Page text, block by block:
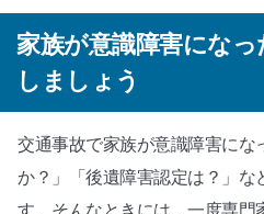
家族が意識障害にな
しましょう
交通事故で家族が意識障害にな
か？」「後遺障害認定は？」な
す。そんなときには、一度専門